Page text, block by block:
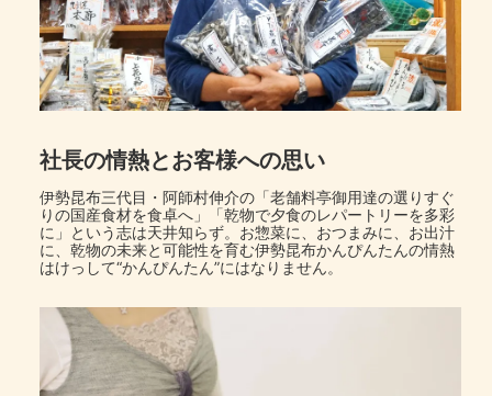
社長の情熱とお客様への思い
伊勢昆布三代目・阿師村伸介の「老舗料亭御用達の選りすぐ
りの国産食材を食卓へ」「乾物で夕食のレパートリーを多彩
に」という志は天井知らず。お惣菜に、おつまみに、お出汁
に、乾物の未来と可能性を育む伊勢昆布かんぴんたんの情熱
はけっして“かんぴんたん”にはなりません。